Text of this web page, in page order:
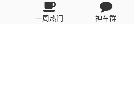
一周热门 神车群